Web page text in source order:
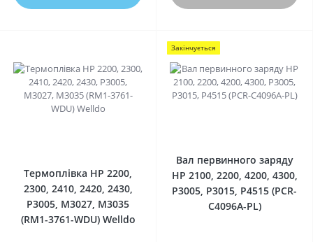
Термоплівка HP 2200,
2300, 2410, 2420, 2430,
P3005, M3027, M3035
(RM1-3761-WDU) Welldo
Закінчується
Вал первинного заряду
HP 2100, 2200, 4200, 4300,
P3005, P3015, P4515 (PCR-
C4096A-PL)